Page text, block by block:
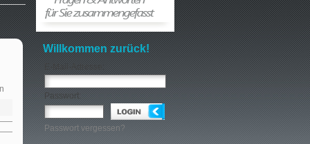
Willkommen zurück!
E-Mail-Adresse:
Passwort:
Passwort vergessen?